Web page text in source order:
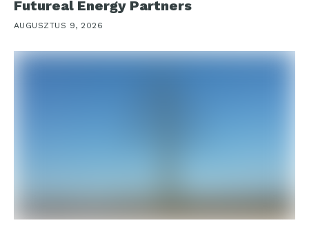
Futureal Energy Partners
AUGUSZTUS 9, 2026